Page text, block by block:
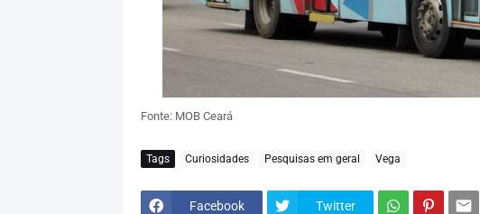
Fonte: MOB Ceará
Tags Curiosidades Pesquisas em geral Vega
Facebook Twitter